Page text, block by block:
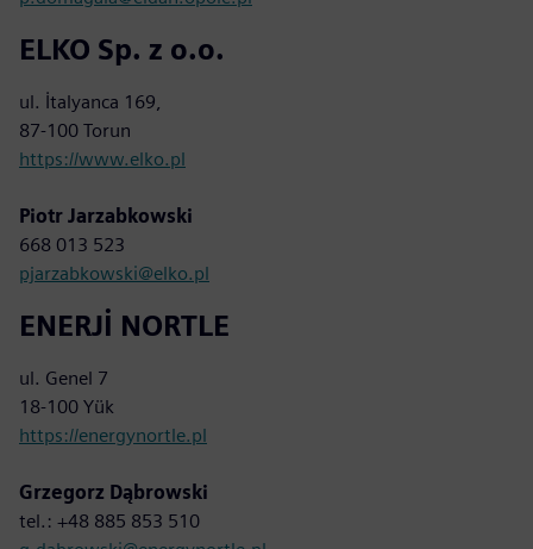
ELKO Sp. z o.o.
ul. İtalyanca 169,
87-100 Torun
https://www.elko.pl
Piotr Jarzabkowski
668 013 523
pjarzabkowski@elko.pl
ENERJİ NORTLE
ul. Genel 7
18-100 Yük
https://energynortle.pl
Grzegorz Dąbrowski
tel.: +48 885 853 510